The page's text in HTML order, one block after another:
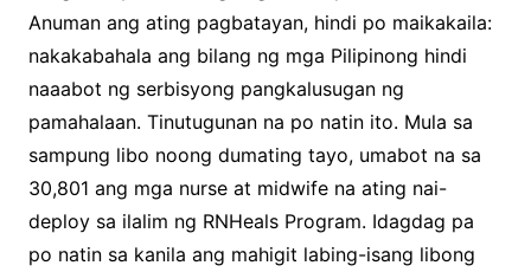
Anuman ang ating pagbatayan, hindi po maikakaila:
nakakabahala ang bilang ng mga Pilipinong hindi
naaabot ng serbisyong pangkalusugan ng
pamahalaan. Tinutugunan na po natin ito. Mula sa
sampung libo noong dumating tayo, umabot na sa
30,801 ang mga nurse at midwife na ating nai-
deploy sa ilalim ng RNHeals Program. Idagdag pa
po natin sa kanila ang mahigit labing-isang libong